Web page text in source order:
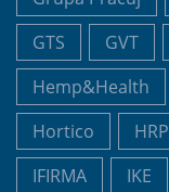
GTS
GVT
Hemp&Health
Hortico
HRP
IFIRMA
IKE